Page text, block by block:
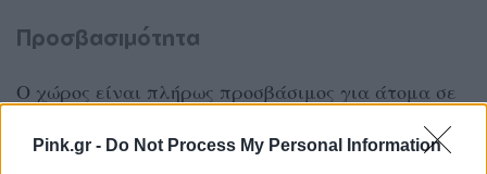
Pink.gr - Do Not Process My Personal Information
Προσβασιμότητα
Ο χώρος είναι πλήρως προσβάσιμος για άτομα σε
αμαξίδιο και διαθέτει προσβάσιμη τουαλέτα. Ο
κοντινότερος σταθμός μετρό είναι η «Βικτώρια»